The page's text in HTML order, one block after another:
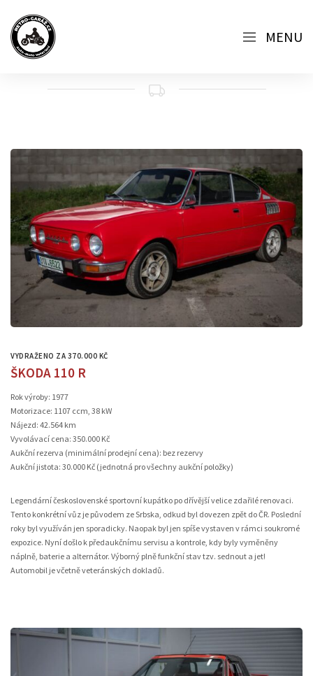
AUKCE Č. 15 (10/2024) - PRAGUE CAR FESTIVAL
VYDRAŽENO ZA 370.000 KČ
ŠKODA 110 R
Rok výroby: 1977
Motorizace: 1107 ccm, 38 kW
Nájezd: 42.564 km
Vyvolávací cena: 350.000 Kč
Aukční rezerva (minimální prodejní cena): bez rezervy
Aukční jistota: 30.000 Kč (jednotná pro všechny aukční položky)
Legendární československé sportovní kupátko po dřívější velice zdařilé renovaci.
Tento konkrétní vůz je původem ze Srbska, odkud byl dovezen zpět do ČR. Poslední
roky byl využíván jen sporadicky. Naopak byl jen spíše vystaven v rámci soukromé
expozice. Nyní došlo k předaukčnímu servisu a kontrole, kdy byly vyměněny
náplně, baterie a alternátor. Výborný plně funkční stav tzv. sednout a jet!
Automobil je včetně veteránských dokladů.